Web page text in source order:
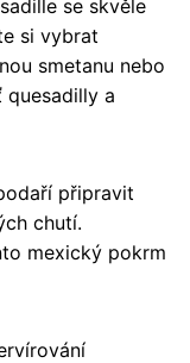
se skvěle
si vybrat
smetanu nebo
a
připravit
chutí.
mexický pokrm